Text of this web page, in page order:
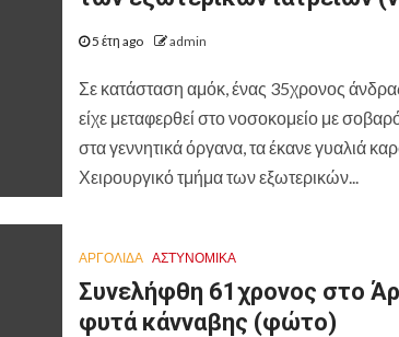
5 έτη ago admin
Σε κατάσταση αμόκ, ένας 35χρονος
είχε μεταφερθεί στο νοσοκομείο με
στα γεννητικά όργανα, τα έκανε γυαλιά
Χειρουργικό τμήμα των εξωτερικών...
ΑΡΓΟΛΙΔΑ ΑΣΤΥΝΟΜΙΚΑ
Συνελήφθη 61χρονος στο
φυτά κάνναβης (φώτο)